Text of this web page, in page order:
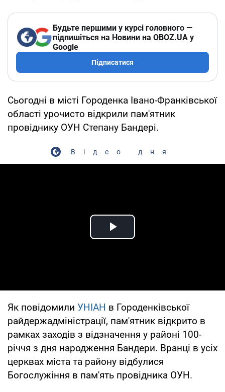
Будьте першими у курсі головного —
підпишіться на Новини на OBOZ.UA у
Google
Підписатися
Сьогодні в місті Городенка Івано-Франківської
області урочисто відкрили пам'ятник
провіднику ОУН Степану Бандері.
Відео дня
Play Video
Як повідомили УНІАН в Городенківської
райдержадміністрації, пам'ятник відкрито в
рамках заходів з відзначення у районі 100-
річчя з дня народження Бандери. Вранці в усіх
церквах міста та району відбулися
Богослужіння в пам'ять провідника ОУН.